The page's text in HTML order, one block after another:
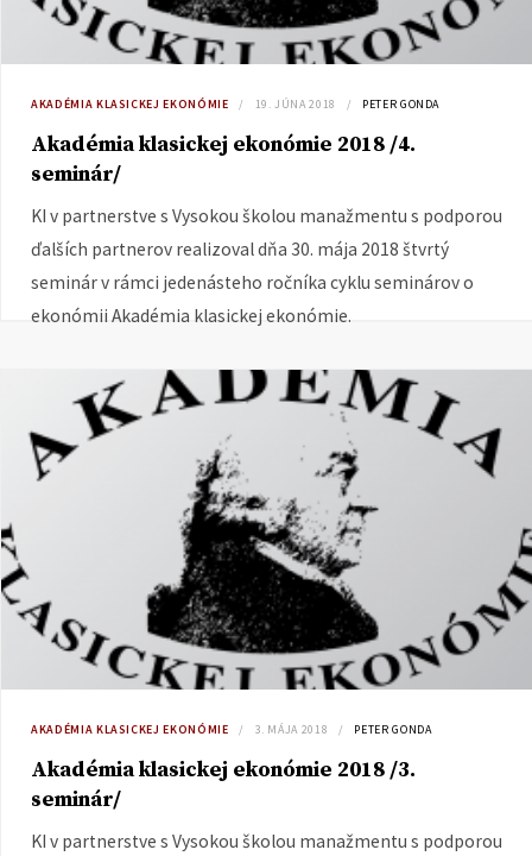
AKADÉMIA KLASICKEJ EKONÓMIE 19. JÚNA 2018 PETER GONDA
Akadémia klasickej ekonómie 2018 /4.
seminár/
KI v partnerstve s Vysokou školou manažmentu s podporou
ďalších partnerov realizoval dňa 30. mája 2018 štvrtý
seminár v rámci jedenásteho ročníka cyklu seminárov o
ekonómii Akadémia klasickej ekonómie.
AKADÉMIA KLASICKEJ EKONÓMIE 3. MÁJA 2018 PETER GONDA
Akadémia klasickej ekonómie 2018 /3.
seminár/
KI v partnerstve s Vysokou školou manažmentu s podporou